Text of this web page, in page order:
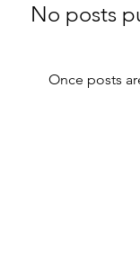
No posts
Once posts